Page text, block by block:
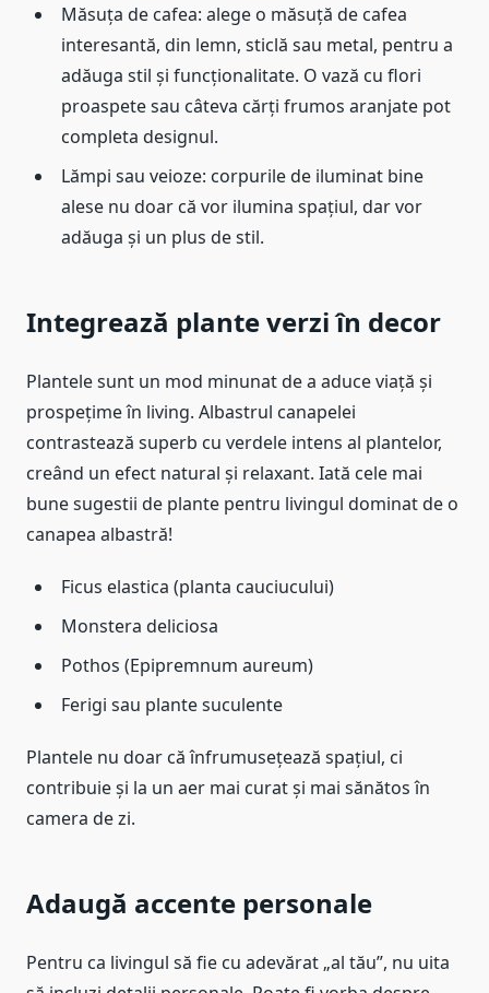
Măsuța de cafea: alege o măsuță de cafea
interesantă, din lemn, sticlă sau metal, pentru a
adăuga stil și funcționalitate. O vază cu flori
proaspete sau câteva cărți frumos aranjate pot
completa designul.
Lămpi sau veioze: corpurile de iluminat bine
alese nu doar că vor ilumina spațiul, dar vor
adăuga și un plus de stil.
Integrează plante verzi în decor
Plantele sunt un mod minunat de a aduce viață și
prospețime în living. Albastrul canapelei
contrastează superb cu verdele intens al plantelor,
creând un efect natural și relaxant. Iată cele mai
bune sugestii de plante pentru livingul dominat de o
canapea albastră!
Ficus elastica (planta cauciucului)
Monstera deliciosa
Pothos (Epipremnum aureum)
Ferigi sau plante suculente
Plantele nu doar că înfrumusețează spațiul, ci
contribuie și la un aer mai curat și mai sănătos în
camera de zi.
Adaugă accente personale
Pentru ca livingul să fie cu adevărat „al tău”, nu uita